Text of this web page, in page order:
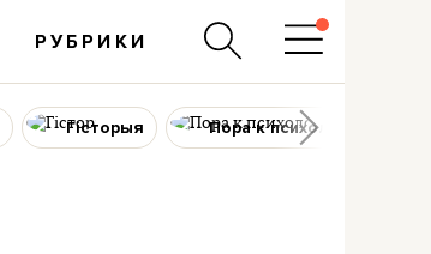
РУБРИКИ
Гісторыя Пора к психологу